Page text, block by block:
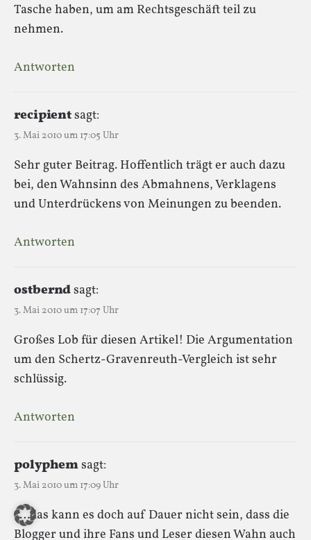
Tasche haben, um am Rechtsgeschäft teil zu
nehmen.
Antworten
recipientsagt:
3. Mai 2010 um 17:05 Uhr
Sehr guter Beitrag. Hoffentlich trägt er auch dazu
bei, den Wahnsinn des Abmahnens, Verklagens
und Unterdrückens von Meinungen zu beenden.
Antworten
ostberndsagt:
3. Mai 2010 um 17:07 Uhr
Großes Lob für diesen Artikel! Die Argumentation
um den Schertz-Gravenreuth-Vergleich ist sehr
schlüssig.
Antworten
polyphemsagt:
3. Mai 2010 um 17:09 Uhr
„…das kann es doch auf Dauer nicht sein, dass die
Blogger und ihre Fans und Leser diesen Wahn auch